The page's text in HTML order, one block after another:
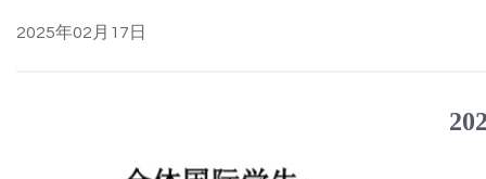
2025年02月17日